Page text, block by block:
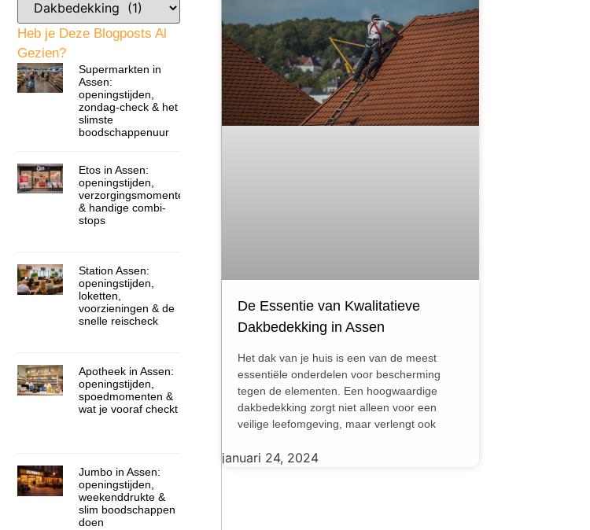
Heb je Deze Blogposts Al
Gezien?
Supermarkten in
Assen:
openingstijden,
zondag-check & het
slimste
boodschappenuur
Etos in Assen:
openingstijden,
verzorgingsmomenten
& handige combi-
stops
Station Assen:
openingstijden,
loketten,
voorzieningen & de
snelle reischeck
Apotheek in Assen:
openingstijden,
spoedmomenten &
wat je vooraf checkt
Jumbo in Assen:
openingstijden,
weekenddrukte &
slim boodschappen
doen
De Essentie van Kwalitatieve
Dakbedekking in Assen
Het dak van je huis is een van de meest
essentiële onderdelen voor bescherming
tegen de elementen. Een hoogwaardige
dakbedekking zorgt niet alleen voor een
veilige leefomgeving, maar verlengt ook
januari 24, 2024